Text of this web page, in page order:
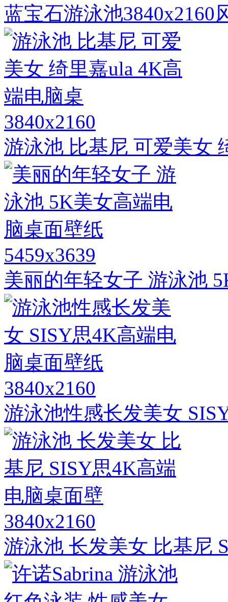
蓝宝石游泳池3840x2160
3840x2160
游泳池 比基尼 可爱美女
5459x3639
美丽的年轻女子 游泳池
3840x2160
游泳池性感长发美女
3840x2160
游泳池 长发美女 比基尼